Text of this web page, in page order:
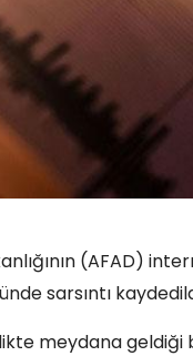
(AFAD)
sarsıntı
meydana geldiği